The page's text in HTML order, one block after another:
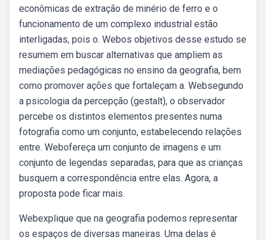
econômicas de extração de minério de ferro e o
funcionamento de um complexo industrial estão
interligadas, pois o. Webos objetivos desse estudo se
resumem em buscar alternativas que ampliem as
mediações pedagógicas no ensino da geografia, bem
como promover ações que fortaleçam a. Websegundo
a psicologia da percepção (gestalt), o observador
percebe os distintos elementos presentes numa
fotografia como um conjunto, estabelecendo relações
entre. Webofereça um conjunto de imagens e um
conjunto de legendas separadas, para que as crianças
busquem a correspondência entre elas. Agora, a
proposta pode ficar mais.
Webexplique que na geografia podemos representar
os espaços de diversas maneiras. Uma delas é